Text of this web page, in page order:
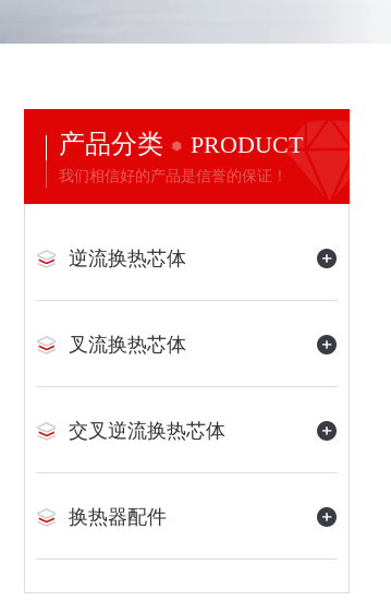
产品分类 PRODUCT
我们相信好的产品是信誉的保证！
逆流换热芯体
叉流换热芯体
交叉逆流换热芯体
换热器配件